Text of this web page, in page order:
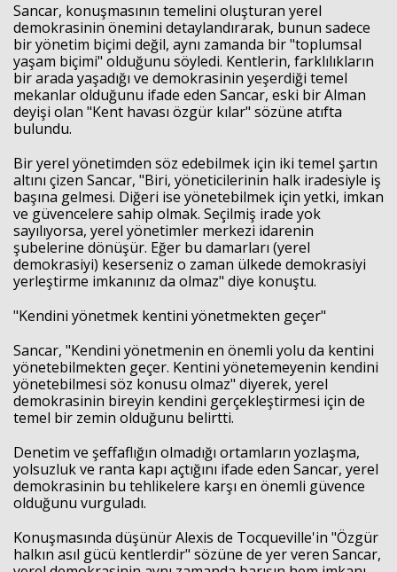
Sancar, konuşmasının temelini oluşturan yerel
demokrasinin önemini detaylandırarak, bunun sadece
bir yönetim biçimi değil, aynı zamanda bir "toplumsal
yaşam biçimi" olduğunu söyledi. Kentlerin, farklılıkların
bir arada yaşadığı ve demokrasinin yeşerdiği temel
mekanlar olduğunu ifade eden Sancar, eski bir Alman
deyişi olan "Kent havası özgür kılar" sözüne atıfta
bulundu.
Bir yerel yönetimden söz edebilmek için iki temel şartın
altını çizen Sancar, "Biri, yöneticilerinin halk iradesiyle iş
başına gelmesi. Diğeri ise yönetebilmek için yetki, imkan
ve güvencelere sahip olmak. Seçilmiş irade yok
sayılıyorsa, yerel yönetimler merkezi idarenin
şubelerine dönüşür. Eğer bu damarları (yerel
demokrasiyi) keserseniz o zaman ülkede demokrasiyi
yerleştirme imkanınız da olmaz" diye konuştu.
"Kendini yönetmek kentini yönetmekten geçer"
Sancar, "Kendini yönetmenin en önemli yolu da kentini
yönetebilmekten geçer. Kentini yönetemeyenin kendini
yönetebilmesi söz konusu olmaz" diyerek, yerel
demokrasinin bireyin kendini gerçekleştirmesi için de
temel bir zemin olduğunu belirtti.
Denetim ve şeffaflığın olmadığı ortamların yozlaşma,
yolsuzluk ve ranta kapı açtığını ifade eden Sancar, yerel
demokrasinin bu tehlikelere karşı en önemli güvence
olduğunu vurguladı.
Konuşmasında düşünür Alexis de Tocqueville'in "Özgür
halkın asıl gücü kentlerdir" sözüne de yer veren Sancar,